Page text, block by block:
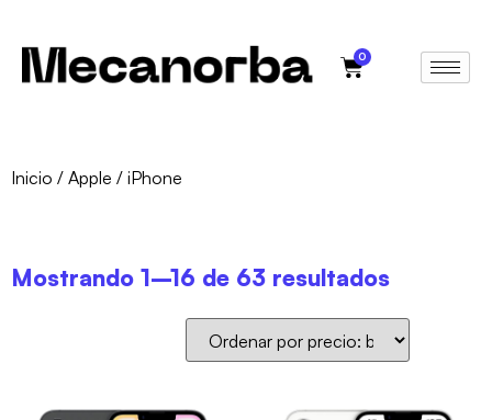
0
Inicio / Apple / iPhone
Mostrando 1–16 de 63 resultados